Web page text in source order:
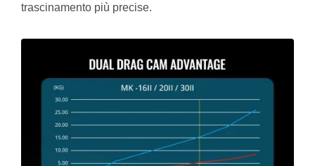
trascinamento più precise.